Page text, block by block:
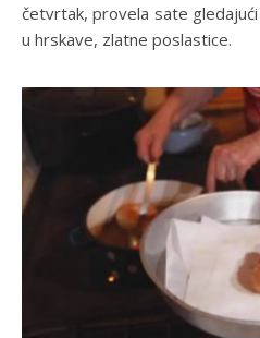
četvrtak, provela sate
u hrskave, zlatne poslastice.